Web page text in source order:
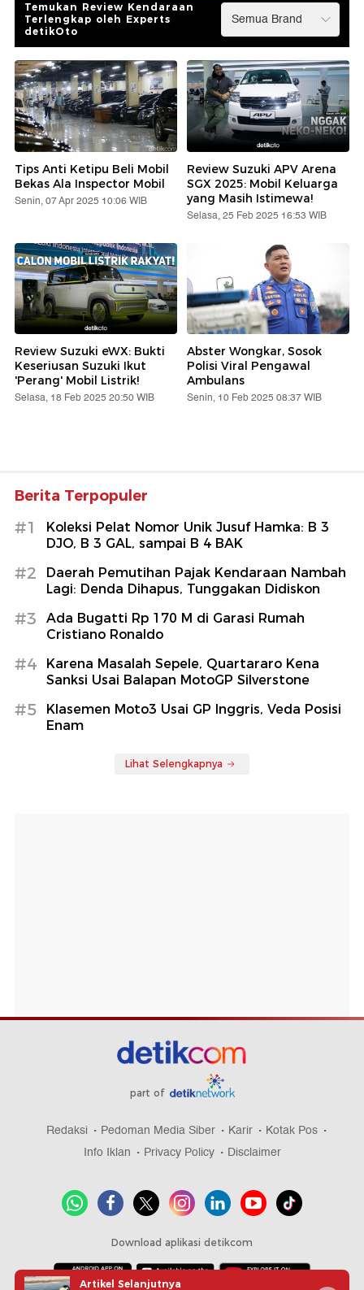
Temukan Review Kendaraan
Terlengkap oleh Experts
detikOto
Tips Anti Ketipu Beli Mobil
Bekas Ala Inspector Mobil
Senin, 07 Apr 2025 10:06 WIB
Review Suzuki APV Arena
SGX 2025: Mobil Keluarga
yang Masih Istimewa!
Selasa, 25 Feb 2025 16:53 WIB
Review Suzuki eWX: Bukti
Keseriusan Suzuki Ikut
'Perang' Mobil Listrik!
Selasa, 18 Feb 2025 20:50 WIB
Abster Wongkar, Sosok
Polisi Viral Pengawal
Ambulans
Senin, 10 Feb 2025 08:37 WIB
Berita Terpopuler
#1
Koleksi Pelat Nomor Unik Jusuf Hamka: B 3
DJO, B 3 GAL, sampai B 4 BAK
#2
Daerah Pemutihan Pajak Kendaraan Nambah
Lagi: Denda Dihapus, Tunggakan Didiskon
#3
Ada Bugatti Rp 170 M di Garasi Rumah
Cristiano Ronaldo
#4
Karena Masalah Sepele, Quartararo Kena
Sanksi Usai Balapan MotoGP Silverstone
#5
Klasemen Moto3 Usai GP Inggris, Veda Posisi
Enam
Lihat Selengkapnya
part of
Redaksi Pedoman Media Siber Karir
Kotak Pos
Info Iklan
Privacy Policy Disclaimer
Download aplikasi detikcom
Artikel Selanjutnya